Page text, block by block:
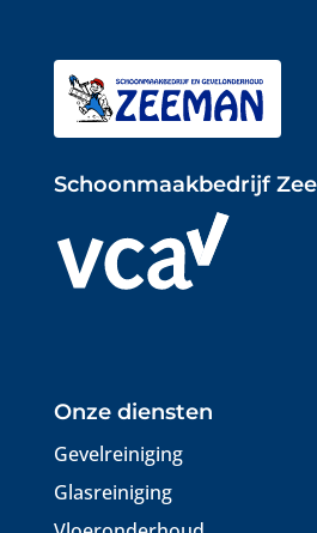
Schoonmaakbedrijf
Onze diensten
Gevelreiniging
Glasreiniging